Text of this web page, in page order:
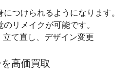
つけられるようになります。
リメイクが可能です。
て直し、デザイン変更
高価買取